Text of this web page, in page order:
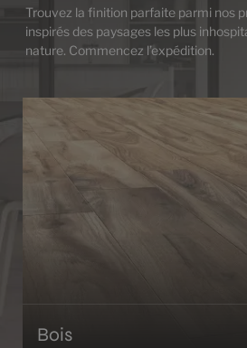
Trouvez la finition parfaite parmi nos
inspirés des paysages les plus
nature. Commencez l’expédition.
Bois